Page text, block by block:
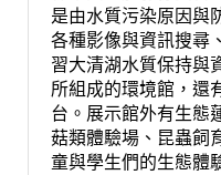
是由水質污染原因與
各種影像與資訊搜尋
習大清湖水質保持與
所組成的環境館，還
台。展示館外有生態
菇類體驗場、昆蟲飼
童與學生們的生態體